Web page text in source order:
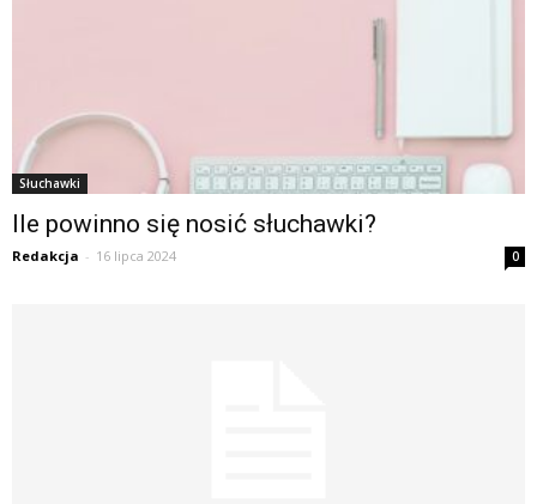
Słuchawki
Ile powinno się nosić słuchawki?
Redakcja - 16 lipca 2024 0